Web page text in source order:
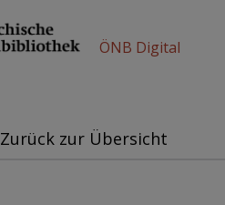
ÖNB Digital
Zurück zur Übersicht